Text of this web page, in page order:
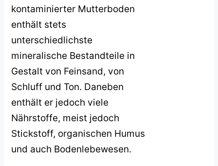
kontaminierter Mutterboden
enthält stets
unterschiedlichste
mineralische Bestandteile in
Gestalt von Feinsand, von
Schluff und Ton. Daneben
enthält er jedoch viele
Nährstoffe, meist jedoch
Stickstoff, organischen Humus
und auch Bodenlebewesen.